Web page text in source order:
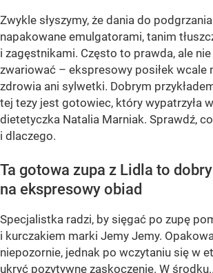
Zwykle słyszymy, że dania do
napakowane emulgatorami, tanim
i zagęstnikami. Często to prawda, ale
zwariować – ekspresowy posiłek wcale
zdrowia ani sylwetki. Dobrym
tej tezy jest gotowiec, który wypatrzyła
dietetyczka Natalia Marniak. Sprawdź,
i dlaczego.
Ta gotowa zupa z Lidla to
na ekspresowy obiad
Specjalistka radzi, by sięgać po zupę
i kurczakiem marki Jemy Jemy.
niepozornie, jednak po wczytaniu się w
ukryć pozytywne zaskoczenie. W